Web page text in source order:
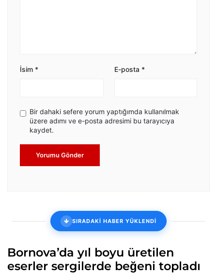
İsim * E-posta *
Bir dahaki sefere yorum yaptığımda kullanılmak
üzere adımı ve e-posta adresimi bu tarayıcıya
kaydet.
Yorumu Gönder
SIRADAKİ HABER YÜKLENDİ
Bornova’da yıl boyu üretilen
eserler sergilerde beğeni topladı